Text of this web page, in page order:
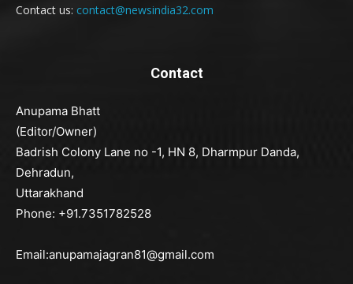
Contact us: contact@newsindia32.com
Contact
Anupama Bhatt
(Editor/Owner)
Badrish Colony Lane no -1, HN 8, Dharmpur Danda,
Dehradun,
Uttarakhand
Phone: +91.7351782528
Email:anupamajagran81@gmail.com